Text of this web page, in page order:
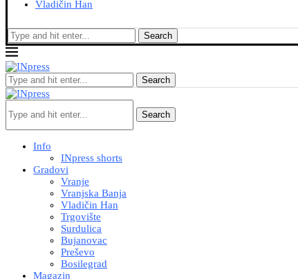
Vladičin Han
Search
Search
Search
Info
INpress shorts
Gradovi
Vranje
Vranjska Banja
Vladičin Han
Trgovište
Surdulica
Bujanovac
Preševo
Bosilegrad
Magazin